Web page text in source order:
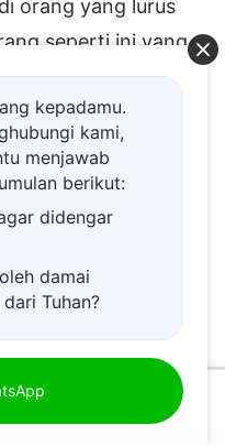
orang yang lurus
seperti ini yang
mati rasa dan tidak
ketika mereka sudah
banyak hal yang
dan melanggar
bukan masalah
gunanya bagi
apa pun kepada
mereka,
mereka, atau
kepadamu.
kami,
menjawab
berikut:
didengar
damai
Tuhan?
kedatangan